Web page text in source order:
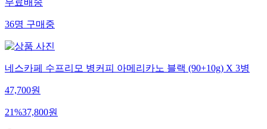
무료배송
36명구매중
네스카페 수프리모 병커피 아메리카노 블랙 (90+10g) X 3병
47,700원
21%37,800원